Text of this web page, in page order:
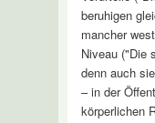
beruhigen
mancher
Niveau ("Die
denn auch
– in der
körperlichen